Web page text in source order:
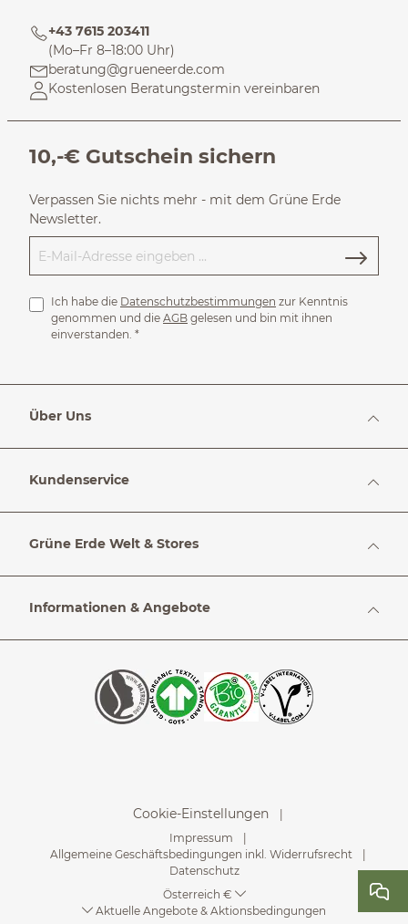
+43 7615 203411
(Mo–Fr 8–18:00 Uhr)
beratung@grueneerde.com
Kostenlosen Beratungstermin vereinbaren
10,-€ Gutschein sichern
Verpassen Sie nichts mehr - mit dem Grüne Erde
Newsletter.
Ich habe die Datenschutzbestimmungen zur Kenntnis
genommen und die AGB gelesen und bin mit ihnen
einverstanden. *
Über Uns
Kundenservice
Grüne Erde Welt & Stores
Informationen & Angebote
Aktuelle Angebote & Aktionsbedingungen
Cookie-Einstellungen
Impressum
Allgemeine Geschäftsbedingungen inkl. Widerrufsrecht
Datenschutz
Österreich €